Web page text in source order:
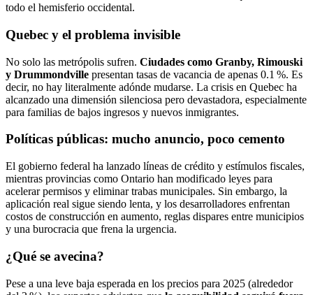
todo el hemisferio occidental.
Quebec y el problema invisible
No solo las metrópolis sufren. Ciudades como Granby, Rimouski
y Drummondville presentan tasas de vacancia de apenas 0.1 %. Es
decir, no hay literalmente adónde mudarse. La crisis en Quebec ha
alcanzado una dimensión silenciosa pero devastadora, especialmente
para familias de bajos ingresos y nuevos inmigrantes.
Políticas públicas: mucho anuncio, poco cemento
El gobierno federal ha lanzado líneas de crédito y estímulos fiscales,
mientras provincias como Ontario han modificado leyes para
acelerar permisos y eliminar trabas municipales. Sin embargo, la
aplicación real sigue siendo lenta, y los desarrolladores enfrentan
costos de construcción en aumento, reglas dispares entre municipios
y una burocracia que frena la urgencia.
¿Qué se avecina?
Pese a una leve baja esperada en los precios para 2025 (alrededor